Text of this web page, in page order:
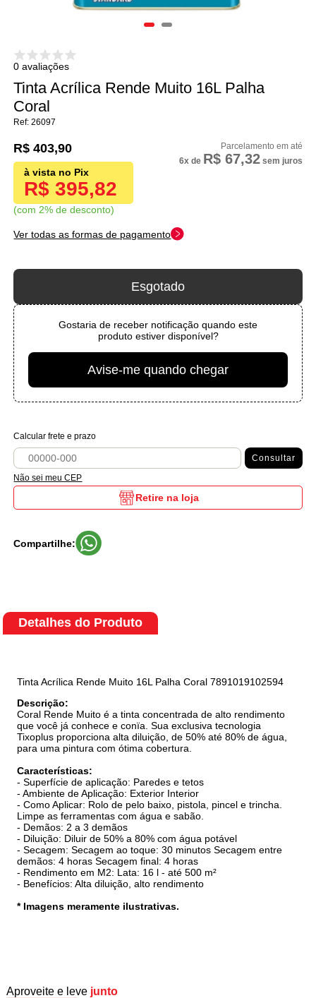
0 avaliações
Tinta Acrílica Rende Muito 16L Palha
Coral
26097
R$ 395,82
com 2% de desconto
R$ 403,90
6x de R$ 67,32sem juros
Ver todas as formas de pagamento
Esgotado
Gostaria de receber notificação quando este
produto estiver disponível?
Avise-me quando chegar
Calcular frete e prazo
Consultar
Não sei meu CEP
Retire na loja
Compartilhe:
Detalhes do Produto
Tinta Acrílica Rende Muito 16L Palha Coral 7891019102594
Descrição:
Coral Rende Muito é a tinta concentrada de alto rendimento
que você já conhece e conïa. Sua exclusiva tecnologia
Tixoplus proporciona alta diluição, de 50% até 80% de água,
para uma pintura com ótima cobertura.
Características:
- Superfície de aplicação: Paredes e tetos
- Ambiente de Aplicação: Exterior Interior
- Como Aplicar: Rolo de pelo baixo, pistola, pincel e trincha.
Limpe as ferramentas com água e sabão.
- Demãos: 2 a 3 demãos
- Diluição: Diluir de 50% a 80% com água potável
- Secagem: Secagem ao toque: 30 minutos Secagem entre
demãos: 4 horas Secagem final: 4 horas
- Rendimento em M2: Lata: 16 l - até 500 m²
- Benefícios: Alta diluição, alto rendimento
* Imagens meramente ilustrativas.
Aproveite e leve junto